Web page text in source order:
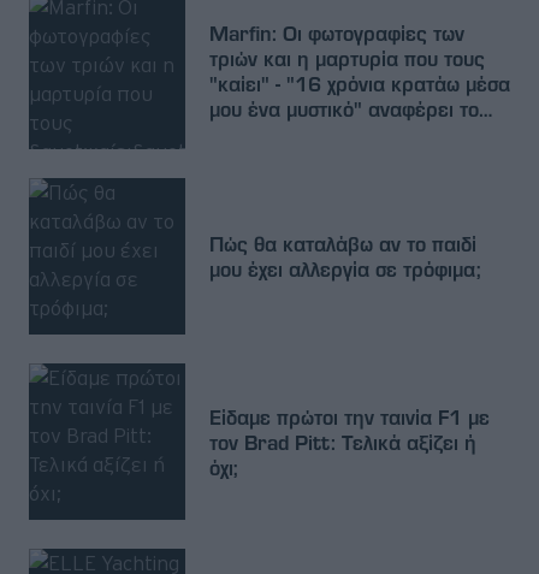
Marfin: Οι φωτογραφίες των
τριών και η μαρτυρία που τους
"καίει" - "16 χρόνια κρατάω μέσα
μου ένα μυστικό" αναφέρει το
Πώς θα καταλάβω αν το παιδί
μου έχει αλλεργία σε τρόφιμα;
Είδαμε πρώτοι την ταινία F1 με
τον Brad Pitt: Τελικά αξίζει ή
όχι;